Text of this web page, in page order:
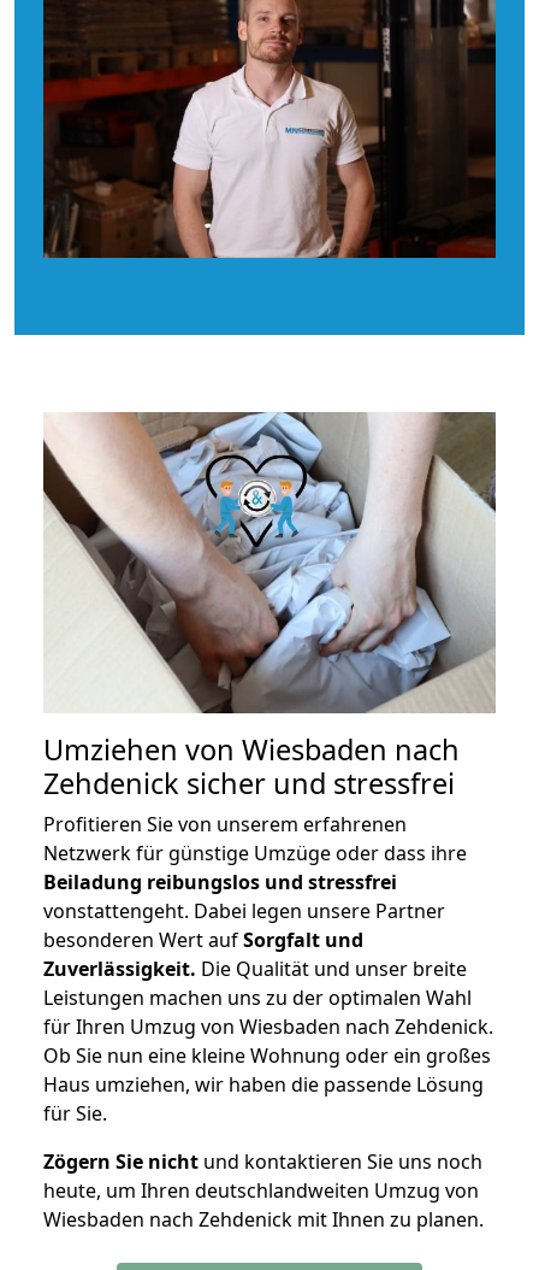
Umziehen von Wiesbaden nach
Zehdenick sicher und stressfrei
Profitieren Sie von unserem erfahrenen
Netzwerk für günstige Umzüge oder dass ihre
Beiladung reibungslos und stressfrei
vonstattengeht. Dabei legen unsere Partner
besonderen Wert aufSorgfalt und
Zuverlässigkeit. Die Qualität und unser breite
Leistungen machen uns zu der optimalen Wahl
für Ihren Umzug von Wiesbaden nach Zehdenick.
Ob Sie nun eine kleine Wohnung oder ein großes
Haus umziehen, wir haben die passende Lösung
für Sie.
Zögern Sie nicht und kontaktieren Sie uns noch
heute, um Ihren deutschlandweiten Umzug von
Wiesbaden nach Zehdenick mit Ihnen zu planen.